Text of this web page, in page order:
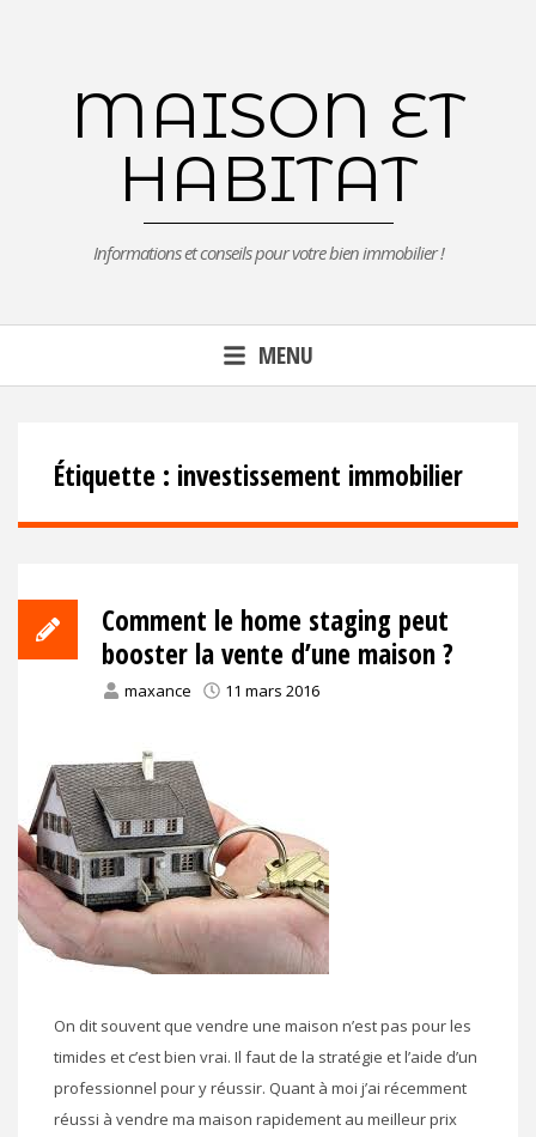
MAISON ET
HABITAT
Informations et conseils pour votre bien immobilier !
MENU
Étiquette : investissement immobilier
Comment le home staging peut
booster la vente d’une maison ?
maxance 11 mars 2016
On dit souvent que vendre une maison n’est pas pour les
timides et c’est bien vrai. Il faut de la stratégie et l’aide d’un
professionnel pour y réussir. Quant à moi j’ai récemment
réussi à vendre ma maison rapidement au meilleur prix